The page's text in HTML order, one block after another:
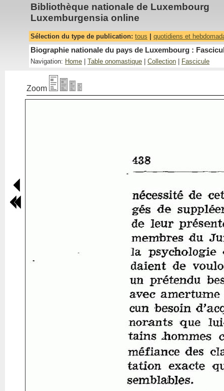
Bibliothèque nationale de Luxembourg
Luxemburgensia online
Sélection du type de publication: tous quotidiens et
Biographie nationale du pays de Luxembourg :
Navigation: Home Table onomastique Collection Fascicule
Zoom